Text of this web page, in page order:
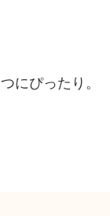
にぴったり。